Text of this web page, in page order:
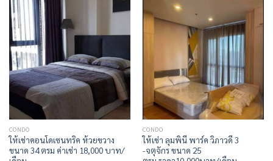
CONDO
ให้เช่าคอนโดเซนทริค ห้วยขวาง
ขนาด 34 ตรม ค่าเช่า 18,000 บาท/
CONDO
ให้เช่า ลุมพินี พาร์ค วิภาวดี 3
-จตุจักร ขนาด 25